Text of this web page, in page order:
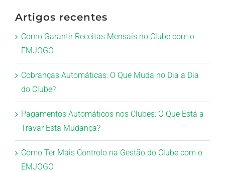
Artigos recentes
Como Garantir Receitas Mensais no Clube com o
EMJOGO
Cobranças Automáticas: O Que Muda no Dia a Dia
do Clube?
Pagamentos Automáticos nos Clubes: O Que Está a
Travar Esta Mudança?
Como Ter Mais Controlo na Gestão do Clube com o
EMJOGO